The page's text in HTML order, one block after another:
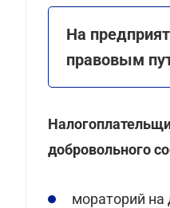
На
правовым
добровольного
мораторий на